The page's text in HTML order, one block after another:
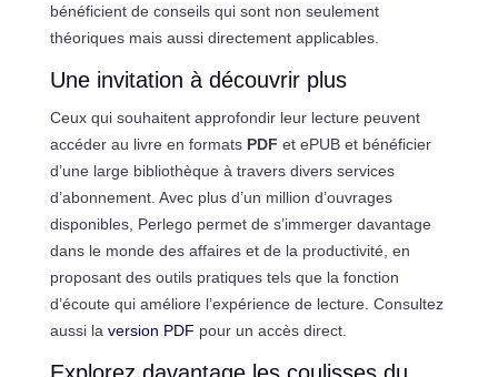
bénéficient de conseils qui sont non seulement
théoriques mais aussi directement applicables.
Une invitation à découvrir plus
Ceux qui souhaitent approfondir leur lecture peuvent
accéder au livre en formats PDF et ePUB et bénéficier
d’une large bibliothèque à travers divers services
d’abonnement. Avec plus d’un million d’ouvrages
disponibles, Perlego permet de s’immerger davantage
dans le monde des affaires et de la productivité, en
proposant des outils pratiques tels que la fonction
d’écoute qui améliore l’expérience de lecture. Consultez
aussi la version PDF pour un accès direct.
Explorez davantage les coulisses du